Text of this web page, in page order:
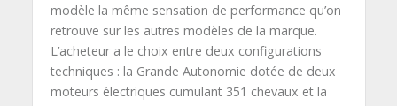
modèle la même sensation de performance qu’on
retrouve sur les autres modèles de la marque.
L’acheteur a le choix entre deux configurations
techniques : la Grande Autonomie dotée de deux
moteurs électriques cumulant 351 chevaux et la